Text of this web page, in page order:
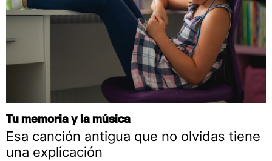
Tu memoria y la música
Esa canción antigua que no olvidas tiene
una explicación